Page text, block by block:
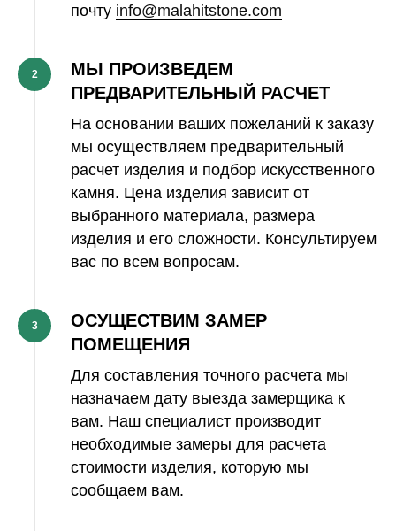
почту info@malahitstone.com
2
МЫ ПРОИЗВЕДЕМ
ПРЕДВАРИТЕЛЬНЫЙ РАСЧЕТ
На основании ваших пожеланий к заказу
мы осуществляем предварительный
расчет изделия и подбор искусственного
камня. Цена изделия зависит от
выбранного материала, размера
изделия и его сложности. Консультируем
вас по всем вопросам.
3
ОСУЩЕСТВИМ ЗАМЕР
ПОМЕЩЕНИЯ
Для составления точного расчета мы
назначаем дату выезда замерщика к
вам. Наш специалист производит
необходимые замеры для расчета
стоимости изделия, которую мы
сообщаем вам.